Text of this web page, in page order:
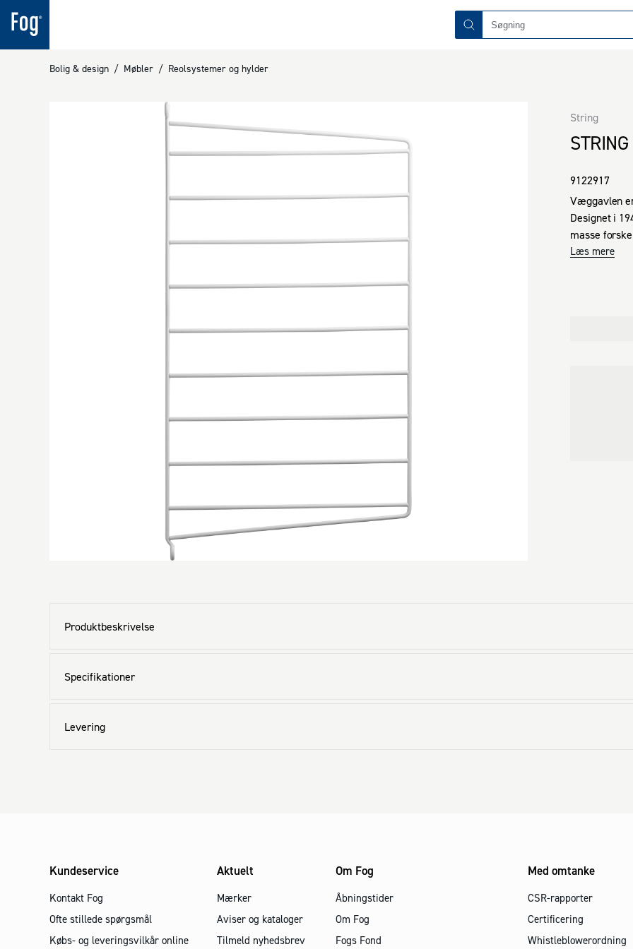
Bolig & design / Møbler / Reolsystemer og hylder
String
9122917
Væggavlen
Designet i
masse
bogreol, en
Læs mere
Produktbeskrivelse
Specifikationer
Levering
Kundeservice
Kontakt Fog
Ofte stillede spørgsmål
Købs- og leveringsvilkår online
Aktuelt
Mærker
Aviser og kataloger
Tilmeld nyhedsbrev
Om Fog
Åbningstider
Om Fog
Fogs Fond
Med omtanke
CSR-rapporter
Certificering
Whistleblowerordning